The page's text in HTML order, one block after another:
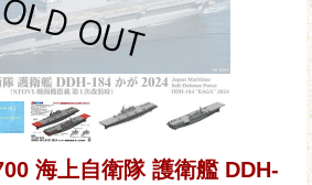
海上自衛隊 護衛艦 DDH-